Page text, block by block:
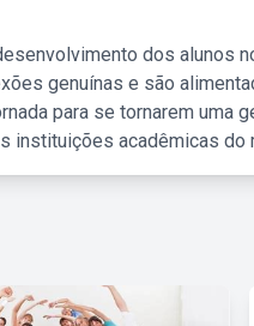
dos alunos
genuínas e são
para se tornarem uma
acadêmicas do